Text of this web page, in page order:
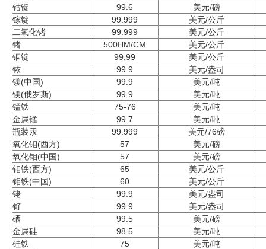
钴锭
99.6
美元/磅
镓锭
99.999
美元/公斤
二氧化锗
99.999
美元/公斤
锗
500HM/CM
美元/公斤
铟锭
99.99
美元/公斤
铱
99.9
美元/盎司
镁(中国)
99.9
美元/吨
镁(俄罗斯)
99.9
美元/吨
锰铁
75-76
美元/吨
金属锰
99.7
美元/吨
瓶装汞
99.999
美元/76磅
氧化钼(西方)
57
美元/磅
氧化钼(中国)
57
美元/磅
钼铁(西方)
65
美元/公斤
钼铁(中国)
60
美元/公斤
铑
99.9
美元/盎司
钌
99.9
美元/盎司
硒
99.5
美元/磅
金属硅
98.5
美元/吨
硅铁
75
美元/吨